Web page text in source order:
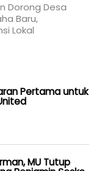
Dorong Desa
Baru,
Lokal
Pertama untuk
MU Tutup